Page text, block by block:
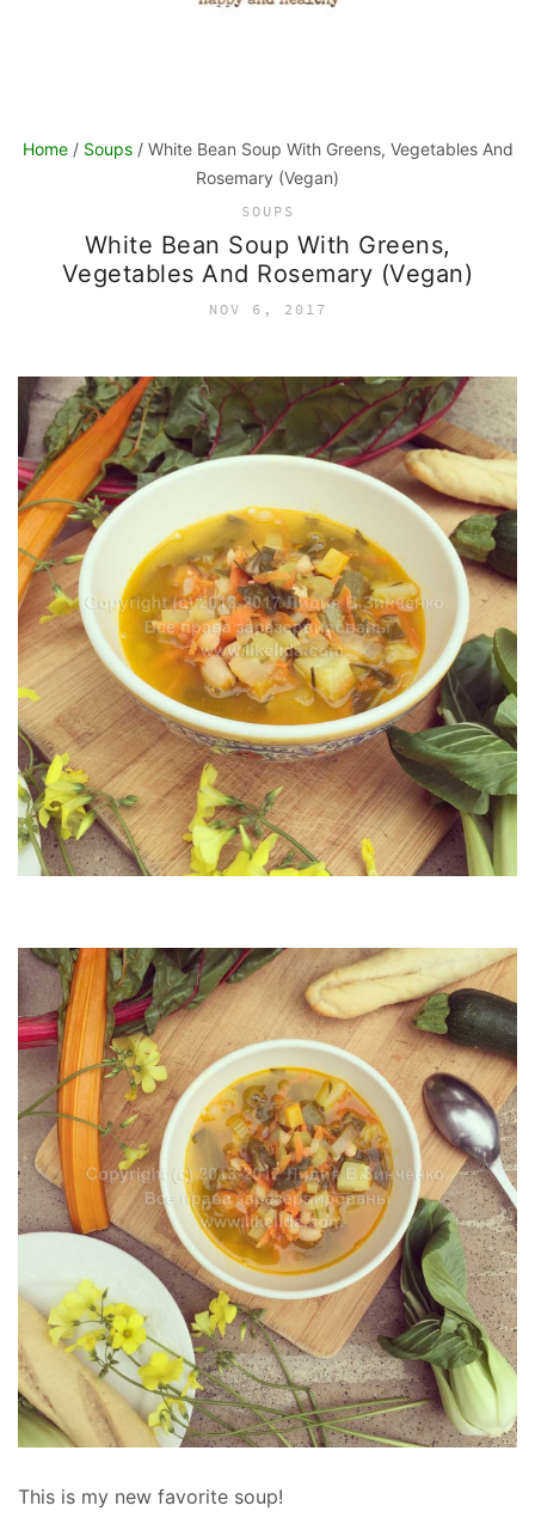
Home/ Soups/ White Bean Soup With Greens, Vegetables And
Rosemary (Vegan)
SOUPS
White Bean Soup With Greens,
Vegetables And Rosemary (Vegan)
NOV 6, 2017
This is my new favorite soup!